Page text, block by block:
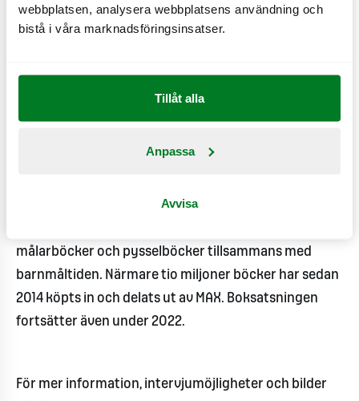
webbplatsen, analysera webbplatsens användning och
bistå i våra marknadsföringsinsatser.
Tillåt alla
Anpassa
Avvisa
det uppskattas av så många och framför allt att det
gynnar barnens kreativitet och läsförmåga, säger
Burgers.
samarbete med förlaget B. Wahlströms projekt
genom ett samarbete med Tukan förlag, för att under
målarböcker och pysselböcker tillsammans med
barnmåltiden. Närmare tio miljoner böcker har sedan
2014 köpts in och delats ut av MAX. Boksatsningen
fortsätter även under 2022.
För mer information, intervjumöjligheter och bilder